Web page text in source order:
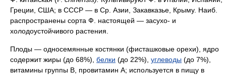
Греции, США; в СССР — в Ср. Азии, Закавказье, Крыму. Наиб.
распространены сорта Ф. настоящей — засухо- и
холодоустойчивого растения.
Плоды — односемянные костянки (фисташковые орехи), ядро
содержит жиры (до 68%), белки (до 22%), углеводы (до 7%),
витамины группы В, провитамин А; используется в пищу в